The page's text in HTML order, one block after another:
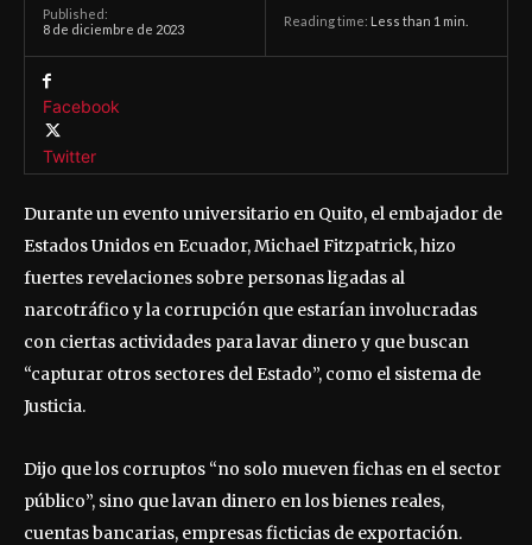
Published:
8 de diciembre de 2023
Reading time: Less than 1 min.
Facebook
Twitter
Durante un evento universitario en Quito, el embajador de
Estados Unidos en Ecuador, Michael Fitzpatrick, hizo
fuertes revelaciones sobre personas ligadas al
narcotráfico y la corrupción que estarían involucradas
con ciertas actividades para lavar dinero y que buscan
“capturar otros sectores del Estado”, como el sistema de
Justicia.
Dijo que los corruptos “no solo mueven fichas en el sector
público”, sino que lavan dinero en los bienes reales,
cuentas bancarias, empresas ficticias de exportación.